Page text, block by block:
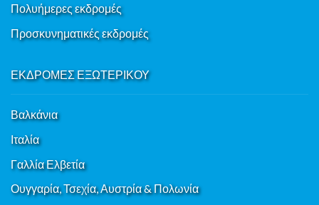
Πολυήμερες εκδρομές
Προσκυνηματικές εκδρομές
ΕΚΔΡΟΜΕΣ ΕΞΩΤΕΡΙΚΟΥ
Βαλκάνια
Ιταλία
Γαλλία Ελβετία
Ουγγαρία, Τσεχία, Αυστρία & Πολωνία